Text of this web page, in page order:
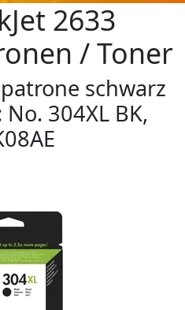
2633
/ Toner
schwarz
304XL BK,